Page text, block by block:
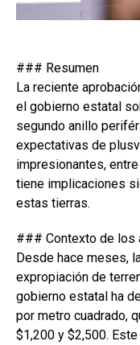
### Resumen
La reciente
el gobierno estatal
segundo anillo
expectativas de
impresionantes,
tiene implicaciones
estas tierras.
### Contexto de los
Desde hace meses,
expropiación de
gobierno estatal ha
por metro cuadrado,
$1,200 y $2,500.